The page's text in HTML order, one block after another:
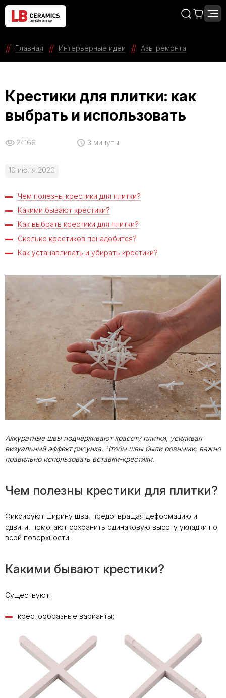
Главная Интерьерные идеи Азы ремонта
Крестики для плитки: как
выбрать и использовать
10 июля 2020
24166 3 минуты
Чем полезны крестики для плитки?
Какими бывают крестики?
Как выбрать крестики для плитки?
Сколько крестиков понадобится?
Как устанавливать и убирать крестики?
Аккуратные швы подчёркивают красоту плитки, усиливая
визуальный эффект рисунка. Чтобы швы были ровными, важно
правильно использовать вставки-крестики.
Чем полезны крестики для плитки?
Фиксируют ширину шва, предотвращая деформацию и
сдвиги, помогают сохранить одинаковую высоту укладки по
всей поверхности.
Какими бывают крестики?
Существуют:
крестообразные варианты;